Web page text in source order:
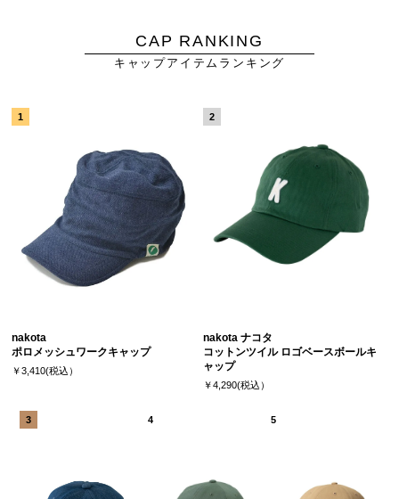
CAP RANKING
キャップアイテムランキング
nakota
ポロメッシュワークキャップ
￥3,410(税込）
nakota ナコタ
コットンツイル ロゴベースボールキ
ャップ
￥4,290(税込）